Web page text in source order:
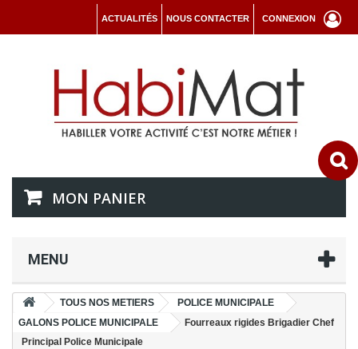
CONNEXION
NOUS CONTACTER
ACTUALITÉS
MON PANIER
MENU
TOUS NOS METIERS
POLICE MUNICIPALE
GALONS POLICE MUNICIPALE
Fourreaux rigides Brigadier Chef
Principal Police Municipale